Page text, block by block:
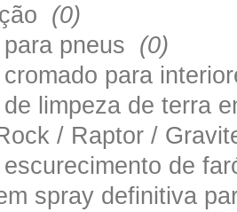
(0)
pneus (0)
cromado para
de limpeza de terra
/ Raptor /
escurecimento de
spray definitiva